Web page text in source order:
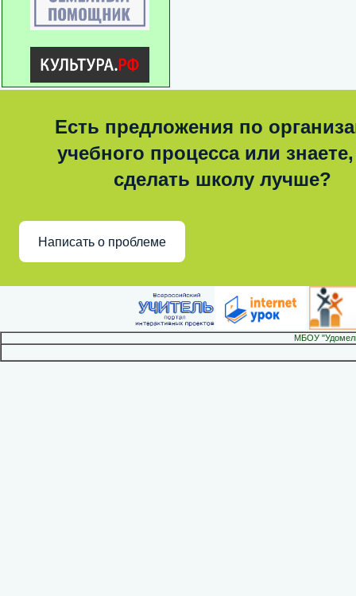
Есть предложения по
учебного процесса или знаете,
сделать школу лучше?
Написать о проблеме
МБОУ